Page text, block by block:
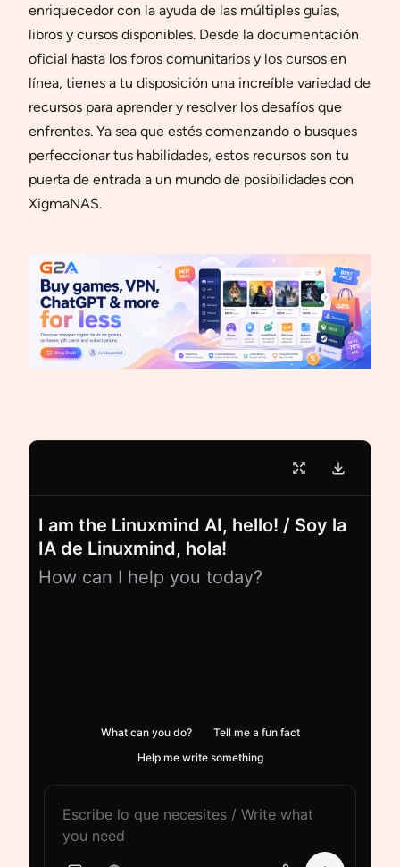
enriquecedor con la ayuda de las múltiples guías,
libros y cursos disponibles. Desde la documentación
oficial hasta los foros comunitarios y los cursos en
línea, tienes a tu disposición una increíble variedad de
recursos para aprender y resolver los desafíos que
enfrentes. Ya sea que estés comenzando o busques
perfeccionar tus habilidades, estos recursos son tu
puerta de entrada a un mundo de posibilidades con
XigmaNAS.
I am the Linuxmind AI, hello! / Soy la
IA de Linuxmind, hola!
How can I help you today?
What can you do?
Tell me a fun fact
Help me write something